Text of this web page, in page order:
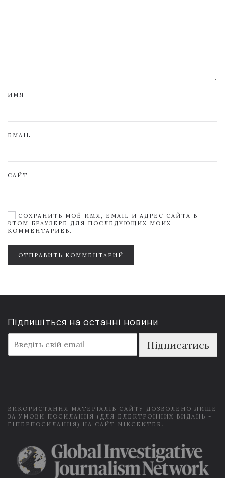
ИМЯ
EMAIL
САЙТ
СОХРАНИТЬ МОЁ ИМЯ, EMAIL И АДРЕС САЙТА В
ЭТОМ БРАУЗЕРЕ ДЛЯ ПОСЛЕДУЮЩИХ МОИХ
КОММЕНТАРИЕВ.
ОТПРАВИТЬ КОММЕНТАРИЙ
Підпишіться на останні новини
m
a
Підписатись
ВИКОРИСТАННЯ МАТЕРІАЛІВ САЙТУ ДОЗВОЛЕНО ЛИШЕ
ЗА УМОВИ ПОСИЛАННЯ (ДЛЯ ЕЛЕКТРОННИХ ВИДАНЬ -
ГІПЕРПОСИЛАННЯ) НА САЙТ NIKCENTER.